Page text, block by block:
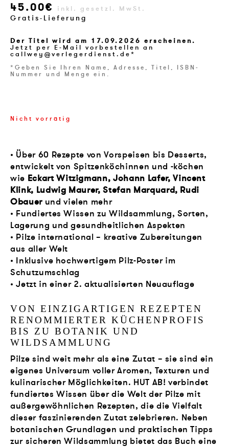
45.00€ inkl. gesetzl. MwSt.
Gratis-Lieferung
Der Titel wird am 17.09.2026 erscheinen.
Jetzt per E-Mail vorbestellen an
callwey@verlegerdienst.de*
*Geben Sie Ihren Name, Adresse, Titel, ISBN-
Nummer und Menge ein.
Nicht vorrätig
• Über 60 Rezepte von Vorspeisen bis Desserts,
entwickelt von Spitzenköchinnen und -köchen
wie Eckart Witzigmann, Johann Lafer, Vincent
Klink, Ludwig Maurer, Stefan Marquard, Rudi
Obauerund vielen mehr
• Fundiertes Wissen zu Wildsammlung, Sorten,
Lagerung und gesundheitlichen Aspekten
• Pilze international – kreative Zubereitungen
aus aller Welt
• Inklusive hochwertigem Pilz-Poster im
Schutzumschlag
• Jetzt in einer 2. aktualisierten Neuauflage
VON EINZIGARTIGEN REZEPTEN
RENOMMIERTER KÜCHENPROFIS
BIS ZU BOTANIK UND
WILDSAMMLUNG
Pilze sind weit mehr als eine Zutat – sie sind ein
eigenes Universum voller Aromen, Texturen und
kulinarischer Möglichkeiten. HUT AB! verbindet
fundiertes Wissen über die Welt der Pilze mit
außergewöhnlichen Rezepten, die die Vielfalt
dieser faszinierenden Zutat zelebrieren. Neben
botanischen Grundlagen und praktischen Tipps
zur sicheren Wildsammlung bietet das Buch eine